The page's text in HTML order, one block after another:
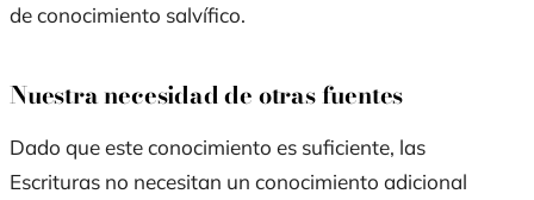
de conocimiento salvífico.
Nuestra necesidad de otras fuentes
Dado que este conocimiento es suficiente, las
Escrituras no necesitan un conocimiento adicional